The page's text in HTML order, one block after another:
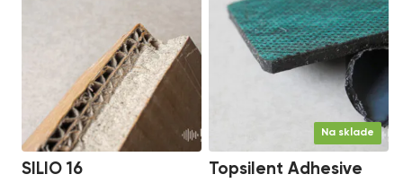
SILIO 16
Na sklade
Topsilent Adhesive